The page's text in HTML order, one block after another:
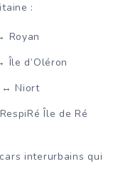
:
Royan
Île d’Oléron
↔ Niort
Île de Ré
interurbains qui